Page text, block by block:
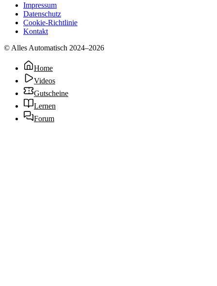
Impressum
Datenschutz
Cookie-Richtlinie
Kontakt
© Alles Automatisch 2024–2026
Home
Videos
Gutscheine
Lernen
Forum